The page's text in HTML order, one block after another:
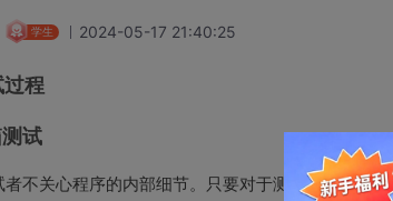
学生 2024-05-17 21:40:25
程
试
者不关心程序的内部细节。只要对于测试者提供的